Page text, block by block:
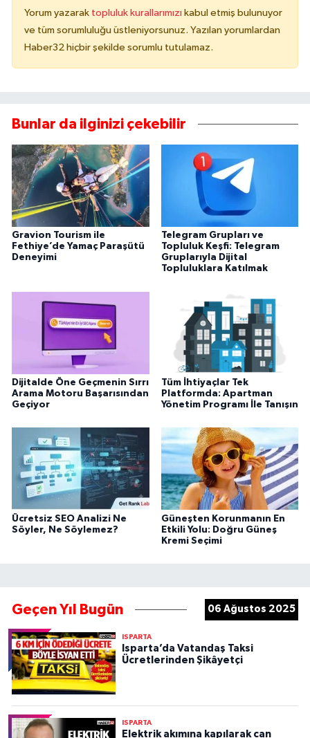
Yorum yazarak topluluk kurallarımızı kabul etmiş bulunuyor
ve tüm sorumluluğu üstleniyorsunuz. Yazılan yorumlardan
Haber32 hiçbir şekilde sorumlu tutulamaz.
Bunlar da ilginizi çekebilir
Gravion Tourism ile
Fethiye’de Yamaç Paraşütü
Deneyimi
Telegram Grupları ve
Topluluk Keşfi: Telegram
Gruplarıyla Dijital
Topluluklara Katılmak
Dijitalde Öne Geçmenin Sırrı
Arama Motoru Başarısından
Geçiyor
Tüm İhtiyaçlar Tek
Platformda: Apartman
Yönetim Programı İle Tanışın
Ücretsiz SEO Analizi Ne
Söyler, Ne Söylemez?
Güneşten Korunmanın En
Etkili Yolu: Doğru Güneş
Kremi Seçimi
Geçen Yıl Bugün 06 Ağustos 2025
ISPARTA
Isparta’da Vatandaş Taksi
Ücretlerinden Şikâyetçi
ISPARTA
Elektrik akımına kapılarak can